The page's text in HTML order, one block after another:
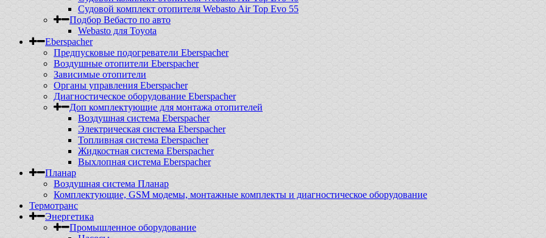
Судовой комплект отопителя Webasto Air Top Evo 55
Подбор Вебасто по авто
Webasto для Toyota
Eberspacher
Предпусковые подогреватели Eberspacher
Воздушные отопители Eberspacher
Зависимые отопители
Органы управления Eberspacher
Диагностическое оборудование Eberspacher
Доп комплектующие для монтажа отопителей
Воздушная система Eberspacher
Электрическая система Eberspacher
Топливная система Eberspacher
Жидкостная система Eberspacher
Выхлопная система Eberspacher
Планар
Воздушная система Планар
Комплектующие, GSM модемы, монтажные комплекты и диагностическое оборудование
Термотранс
Энергетика
Промышленное оборудование